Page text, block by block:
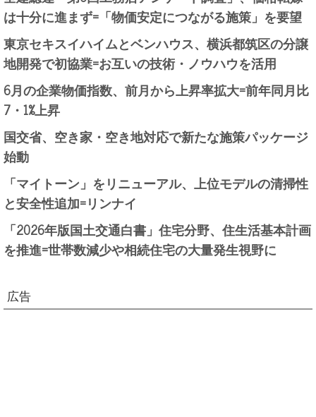
は十分に進まず=「物価安定につながる施策」を要望
東京セキスイハイムとベンハウス、横浜都筑区の分譲
地開発で初協業=お互いの技術・ノウハウを活用
6月の企業物価指数、前月から上昇率拡大=前年同月比
7・1%上昇
国交省、空き家・空き地対応で新たな施策パッケージ
始動
「マイトーン」をリニューアル、上位モデルの清掃性
と安全性追加=リンナイ
「2026年版国土交通白書」住宅分野、住生活基本計画
を推進=世帯数減少や相続住宅の大量発生視野に
広告